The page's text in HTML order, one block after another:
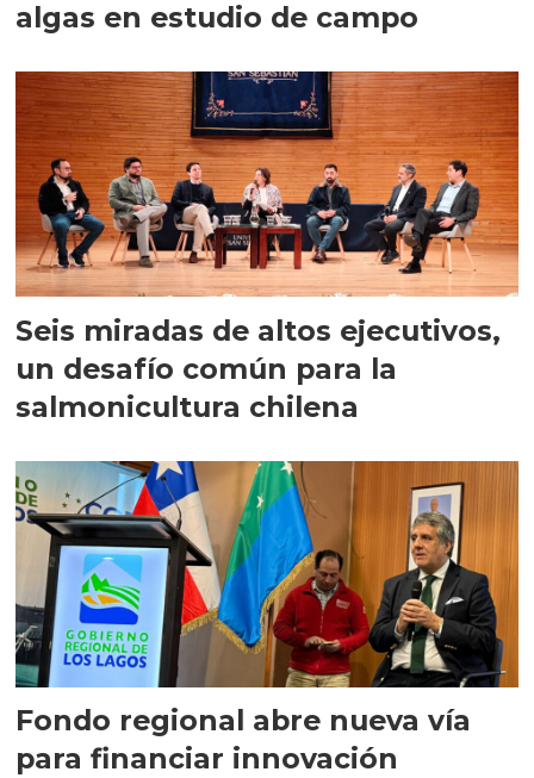
algas en estudio de campo
Seis miradas de altos ejecutivos,
un desafío común para la
salmonicultura chilena
Fondo regional abre nueva vía
para financiar innovación